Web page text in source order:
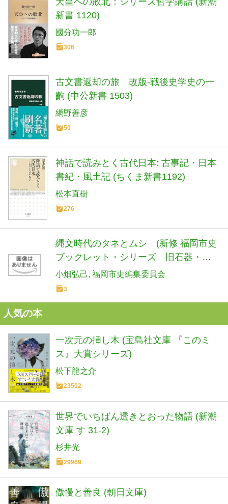
新書 1120)
國分功一郎
306
古文書返却の旅 改版-戦後史学史の一
齣 (中公新書 1503)
網野善彦
50
神話で読みとく古代日本: 古事記・日本
書紀・風土記 (ちくま新書1192)
松本直樹
276
縄文時代のタネとムシ (新修 福岡市史
ブックレット・シリーズ 旧石器・縄
文時代)
小畑弘己 福岡市史編集委員会
3
人気の本
一次元の挿し木 (宝島社文庫 『このミ
ス』大賞シリーズ)
松下龍之介
23502
世界でいちばん透きとおった物語 (新潮
文庫 す 31-2)
杉井光
29969
傲慢と善良 (朝日文庫)